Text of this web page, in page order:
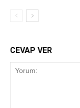
CEVAP VER